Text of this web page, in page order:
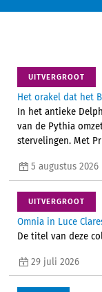
UITVERGROOT
Het orakel dat het
In het antieke
van de Pythia
stervelingen. Met
5 augustus 2026
UITVERGROOT
Omnia in Luce
De titel van deze
29 juli 2026